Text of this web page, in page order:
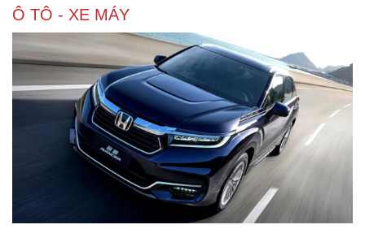
Ô TÔ - XE MÁY